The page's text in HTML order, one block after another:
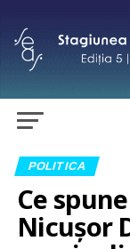
POLITICA
Ce
Nicușor